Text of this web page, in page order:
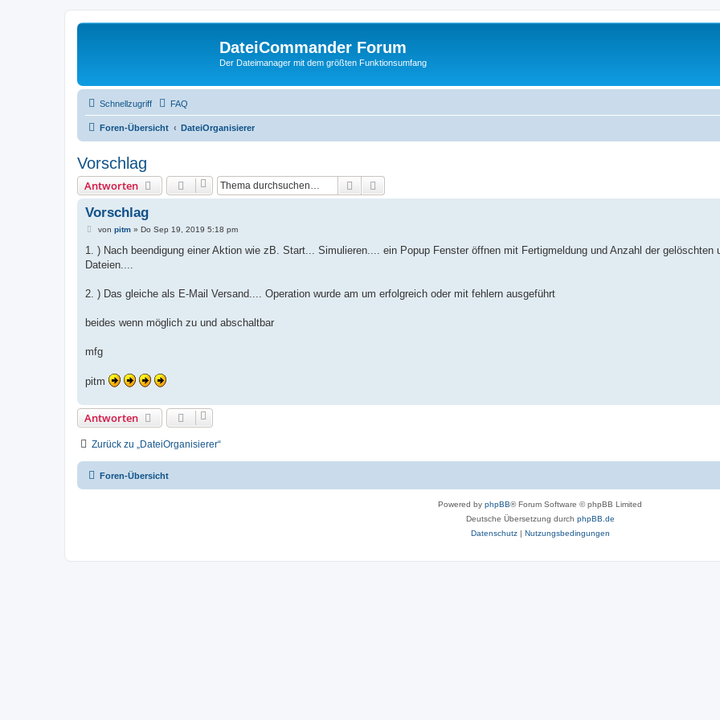
DateiCommander Forum
Der Dateimanager mit dem größten Funktionsumfang
Schnellzugriff FAQ
Foren-Übersicht DateiOrganisierer
Vorschlag
Antworten Suche
Vorschlag
B
r
von pitm» Do Sep 19, 2019 5:18 pm
1. ) Nach beendigung einer Aktion wie zB. Start... Simulieren.... ein Popup Fenster öffnen mit Fertigmeldung und Anzahl der gelöschten
Dateien....
2. ) Das gleiche als E-Mail Versand.... Operation wurde am um erfolgreich oder mit fehlern ausgeführt
beides wenn möglich zu und abschaltbar
mfg
pitm
Antworten
Zurück zu „DateiOrganisierer“
Foren-Übersicht
Powered by phpBB® Forum Software © phpBB Limited
Deutsche Übersetzung durch phpBB.de
Datenschutz| Nutzungsbedingungen